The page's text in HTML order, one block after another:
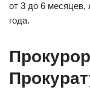
от 3 до 6
года.